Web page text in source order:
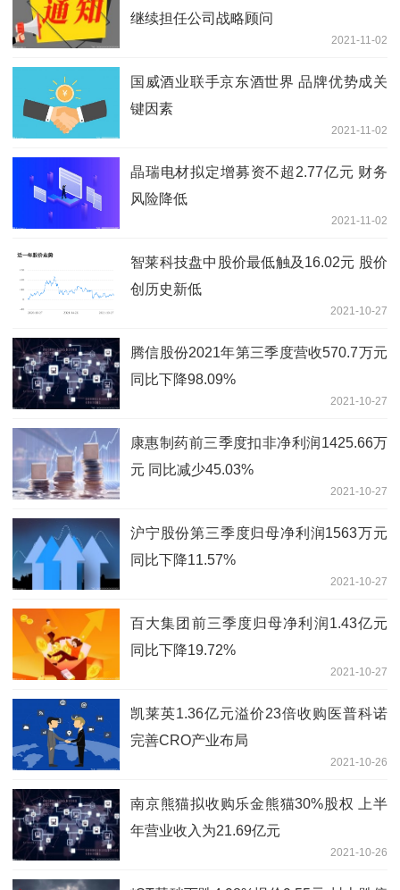
继续担任公司战略顾问
2021-11-02
国威酒业联手京东酒世界 品牌优势成关
键因素
2021-11-02
晶瑞电材拟定增募资不超2.77亿元 财务
风险降低
2021-11-02
智莱科技盘中股价最低触及16.02元 股价
创历史新低
2021-10-27
腾信股份2021年第三季度营收570.7万元
同比下降98.09%
2021-10-27
康惠制药前三季度扣非净利润1425.66万
元 同比减少45.03%
2021-10-27
沪宁股份第三季度归母净利润1563万元
同比下降11.57%
2021-10-27
百大集团前三季度归母净利润1.43亿元
同比下降19.72%
2021-10-27
凯莱英1.36亿元溢价23倍收购医普科诺
完善CRO产业布局
2021-10-26
南京熊猫拟收购乐金熊猫30%股权 上半
年营业收入为21.69亿元
2021-10-26